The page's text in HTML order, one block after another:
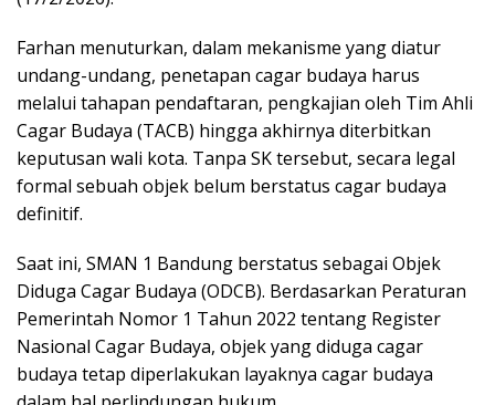
Farhan menuturkan, dalam mekanisme yang diatur
undang-undang, penetapan cagar budaya harus
melalui tahapan pendaftaran, pengkajian oleh Tim Ahli
Cagar Budaya (TACB) hingga akhirnya diterbitkan
keputusan wali kota. Tanpa SK tersebut, secara legal
formal sebuah objek belum berstatus cagar budaya
definitif.
Saat ini, SMAN 1 Bandung berstatus sebagai Objek
Diduga Cagar Budaya (ODCB). Berdasarkan Peraturan
Pemerintah Nomor 1 Tahun 2022 tentang Register
Nasional Cagar Budaya, objek yang diduga cagar
budaya tetap diperlakukan layaknya cagar budaya